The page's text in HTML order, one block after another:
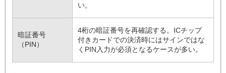
い。
暗証番号
（PIN）
4桁の暗証番号を再確認する。ICチップ
付きカードでの決済時にはサインではな
くPIN入力が必須となるケースが多い。